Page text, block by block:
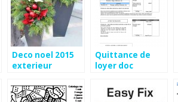
Deco noel 2015
exterieur
Quittance de
loyer doc